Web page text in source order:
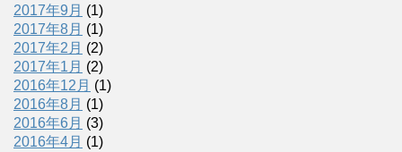
2017年9月 (1)
2017年8月 (1)
2017年2月 (2)
2017年1月 (2)
2016年12月 (1)
2016年8月 (1)
2016年6月 (3)
2016年4月 (1)